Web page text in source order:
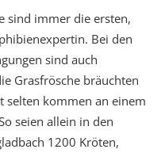
sind immer die ersten,
Bei den
sind auch
Grasfrösche bräuchten
selten kommen an einem
seien allein in den
1200 Kröten,